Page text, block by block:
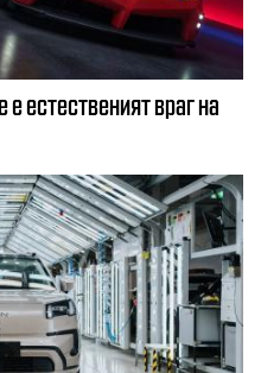
естественият враг на